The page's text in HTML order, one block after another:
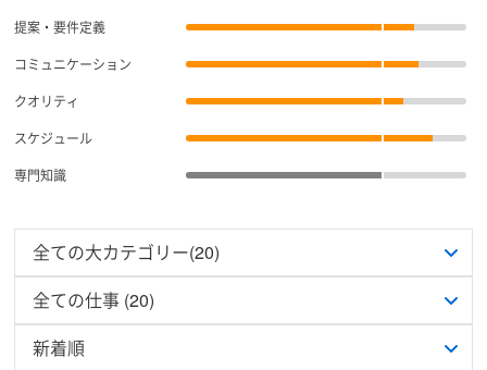
提案・要件定義
コミュニケーション
クオリティ
スケジュール
専門知識